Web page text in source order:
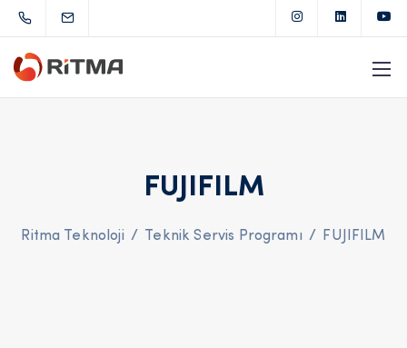
FUJIFILM
Ritma Teknoloji / Teknik Servis Programı / FUJIFILM